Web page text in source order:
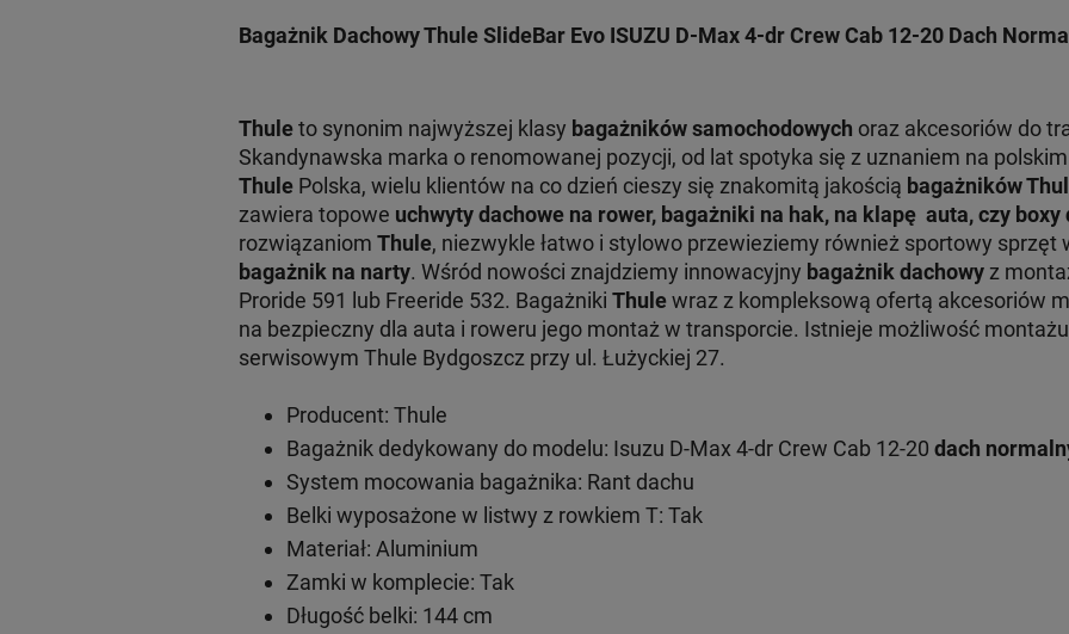
Bagażnik Dachowy Thule SlideBar Evo ISUZU D-Max 4-dr Crew Cab 12-20 Dach
Thuleto synonim najwyższej klasy bagażników samochodowych oraz akcesoriów do
Skandynawska marka o renomowanej pozycji, od lat spotyka się z uznaniem na
ThulePolska, wielu klientów na co dzień cieszy się znakomitą jakością bagażników
zawiera topowe uchwyty dachowe na rower, bagażniki na hak, na klapę auta, czy boxy
rozwiązaniom Thule, niezwykle łatwo i stylowo przewieziemy również sportowy sprzęt
bagażnik na narty. Wśród nowości znajdziemy innowacyjny bagażnik dachowyz
Proride 591 lub Freeride 532. Bagażniki Thulewraz z kompleksową ofertą akcesoriów
na bezpieczny dla auta i roweru jego montaż w transporcie. Istnieje możliwość
serwisowym Thule Bydgoszcz przy ul. Łużyckiej 27.
Producent: Thule
Bagażnik dedykowany do modelu: Isuzu D-Max 4-dr Crew Cab 12-20 dach
System mocowania bagażnika: Rant dachu
Belki wyposażone w listwy z rowkiem T: Tak
Materiał: Aluminium
Zamki w komplecie: Tak
Długość belki: 144 cm